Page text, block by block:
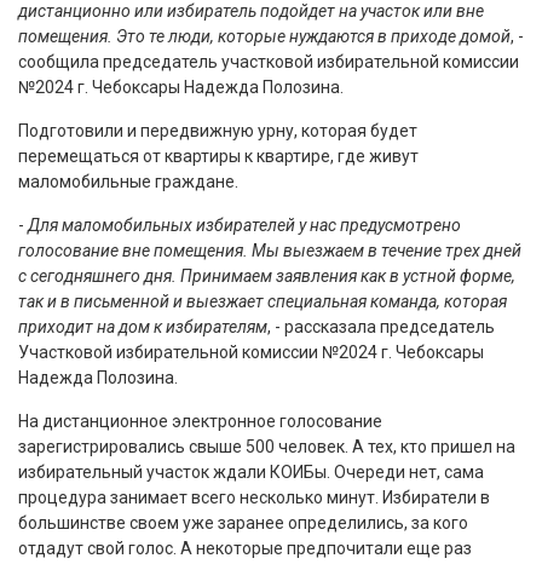
дистанционно или избиратель подойдет на участок или вне
помещения. Это те люди, которые нуждаются в приходе домой, -
сообщила председатель участковой избирательной комиссии
№2024 г. Чебоксары Надежда Полозина.
Подготовили и передвижную урну, которая будет
перемещаться от квартиры к квартире, где живут
маломобильные граждане.
- Для маломобильных избирателей у нас предусмотрено
голосование вне помещения. Мы выезжаем в течение трех дней
с сегодняшнего дня. Принимаем заявления как в устной форме,
так и в письменной и выезжает специальная команда, которая
приходит на дом к избирателям, - рассказала председатель
Участковой избирательной комиссии №2024 г. Чебоксары
Надежда Полозина.
На дистанционное электронное голосование
зарегистрировались свыше 500 человек. А тех, кто пришел на
избирательный участок ждали КОИБы. Очереди нет, сама
процедура занимает всего несколько минут. Избиратели в
большинстве своем уже заранее определились, за кого
отдадут свой голос. А некоторые предпочитали еще раз